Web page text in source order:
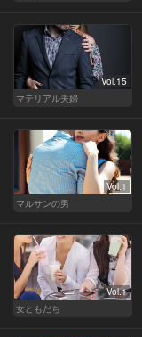
Vol.15
マテリアル夫婦
Vol.1
マルサンの男
Vol.1
女ともだち